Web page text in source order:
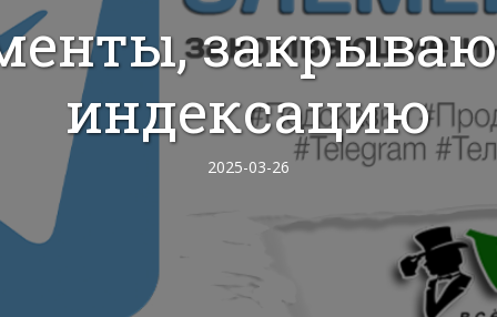
индексацию
2025-03-26